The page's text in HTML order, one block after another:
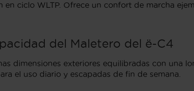
en ciclo WLTP. Ofrece un confort de marcha
del Maletero del ë-C4
dimensiones exteriores equilibradas con una
el uso diario y escapadas de fin de semana.